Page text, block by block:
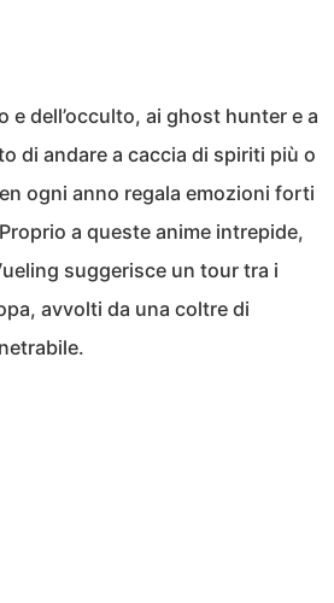
e dell’occulto, ai ghost hunter e a
di andare a caccia di spiriti più o
ogni anno regala emozioni forti
a queste anime intrepide,
suggerisce un tour tra i
avvolti da una coltre di